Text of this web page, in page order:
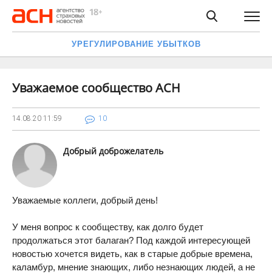
УРЕГУЛИРОВАНИЕ УБЫТКОВ
Уважаемое сообщество АСН
14.08.20 11:59 10
Добрый доброжелатель
Уважаемые коллеги, добрый день!
У меня вопрос к сообществу, как долго будет
продолжаться этот балаган? Под каждой интересующей
новостью хочется видеть, как в старые добрые времена,
каламбур, мнение знающих, либо незнающих людей, а не